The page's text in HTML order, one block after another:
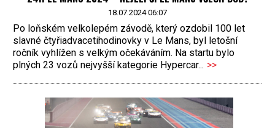
18.07.2024 06:07
Po loňském velkolepém závodě, který ozdobil 100 let
slavné čtyřiadvacetihodinovky v Le Mans, byl letošní
ročník vyhlížen s velkým očekáváním. Na startu bylo
plných 23 vozů nejvyšší kategorie Hypercar... >>